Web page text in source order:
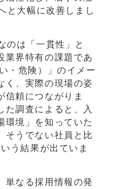
と大幅に改善しまし
のは「一貫性」と
業界特有の課題であ
・危険）」のイメー
く、実際の現場の姿
信頼につながりま
た調査によると、入
環境」を知っていた
そうでない社員と比
う結果が出ていま
単なる採用情報の発